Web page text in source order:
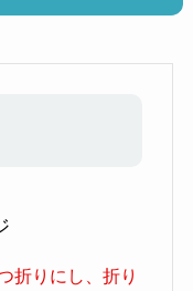
折りにし、折り